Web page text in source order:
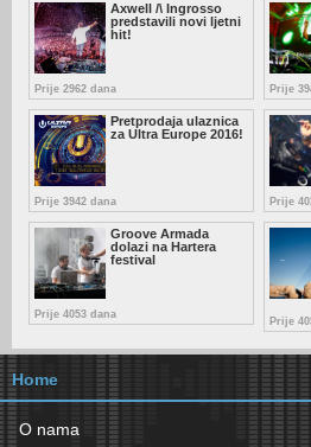
Axwell /\ Ingrosso
predstavili novi ljetni
hit!
Prije 2962 dana Prije
Pretprodaja ulaznica
za Ultra Europe 2016!
Prije 3942 dana Prije
Groove Armada
dolazi na Hartera
festival
Prije 4053 dana
Prije
Home
O nama